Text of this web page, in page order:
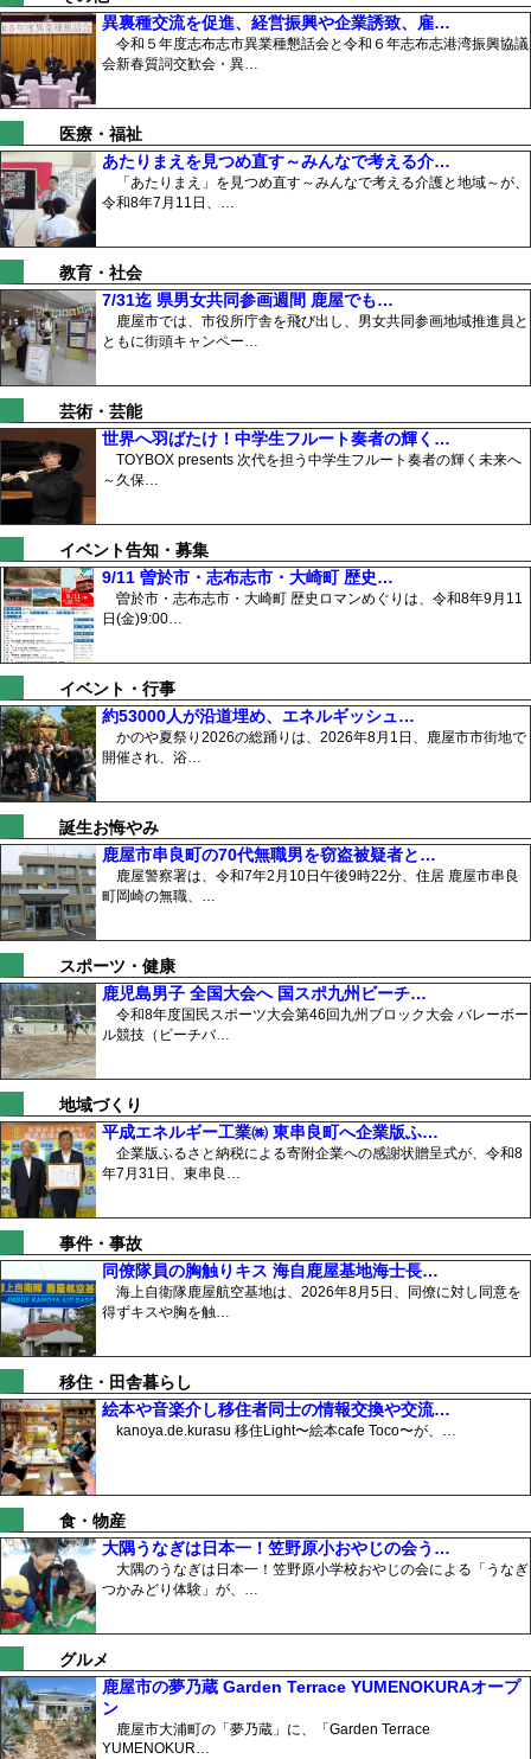
異裏種交流を促進、経営振興や企業誘致、雇…
令和５年度志布志市異業種懇話会と令和６年志布志港湾振興協議
会新春質詞交歓会・異…
医療・福祉
あたりまえを見つめ直す～みんなで考える介…
「あたりまえ」を見つめ直す～みんなで考える介護と地域～が、
令和8年7月11日、…
教育・社会
7/31迄 県男女共同参画週間 鹿屋でも…
鹿屋市では、市役所庁舎を飛び出し、男女共同参画地域推進員と
ともに街頭キャンペー…
芸術・芸能
世界へ羽ばたけ！中学生フルート奏者の輝く…
TOYBOX presents 次代を担う中学生フルート奏者の輝く未来へ
～久保…
イベント告知・募集
9/11 曽於市・志布志市・大崎町 歴史…
曽於市・志布志市・大崎町 歴史ロマンめぐりは、令和8年9月11
日(金)9:00…
イベント・行事
約53000人が沿道埋め、エネルギッシュ…
かのや夏祭り2026の総踊りは、2026年8月1日、鹿屋市市街地で
開催され、浴…
誕生お悔やみ
鹿屋市串良町の70代無職男を窃盗被疑者と…
鹿屋警察署は、令和7年2月10日午後9時22分、住居 鹿屋市串良
町岡崎の無職、…
スポーツ・健康
鹿児島男子 全国大会へ 国スポ九州ビーチ…
令和8年度国民スポーツ大会第46回九州ブロック大会 バレーボー
ル競技（ビーチバ…
地域づくり
平成エネルギー工業㈱ 東串良町へ企業版ふ…
企業版ふるさと納税による寄附企業への感謝状贈呈式が、令和8
年7月31日、東串良…
事件・事故
同僚隊員の胸触りキス 海自鹿屋基地海士長…
海上自衛隊鹿屋航空基地は、2026年8月5日、同僚に対し同意を
得ずキスや胸を触…
移住・田舎暮らし
絵本や音楽介し移住者同士の情報交換や交流…
kanoya.de.kurasu 移住Light〜絵本cafe Toco〜が、…
食・物産
大隅うなぎは日本一！笠野原小おやじの会う…
大隅のうなぎは日本一！笠野原小学校おやじの会による「うなぎ
つかみどり体験」が、…
グルメ
鹿屋市の夢乃蔵 Garden Terrace YUMENOKURAオープ
ン
鹿屋市大浦町の「夢乃蔵」に、「Garden Terrace
YUMENOKUR…